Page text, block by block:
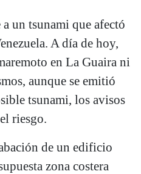
un tsunami que afectó
A día de hoy,
en La Guaira ni
aunque se emitió
tsunami, los avisos
riesgo.
de un edificio
zona costera